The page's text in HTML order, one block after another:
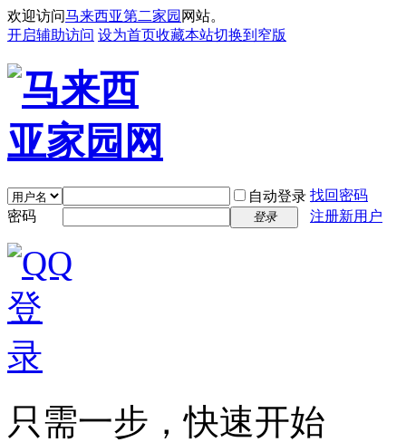
欢迎访问马来西亚第二家园 网站。
开启辅助访问 设为首页收藏本站切换到窄版
自动登录 找回密码
密码
登录 注册新用户
只需一步，快速开始